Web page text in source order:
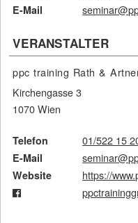
E-Mail
VERANSTALTER
ppc training Rath &
Kirchengasse 3
1070 Wien
Telefon 01/522 15
E-Mail
Website
https://